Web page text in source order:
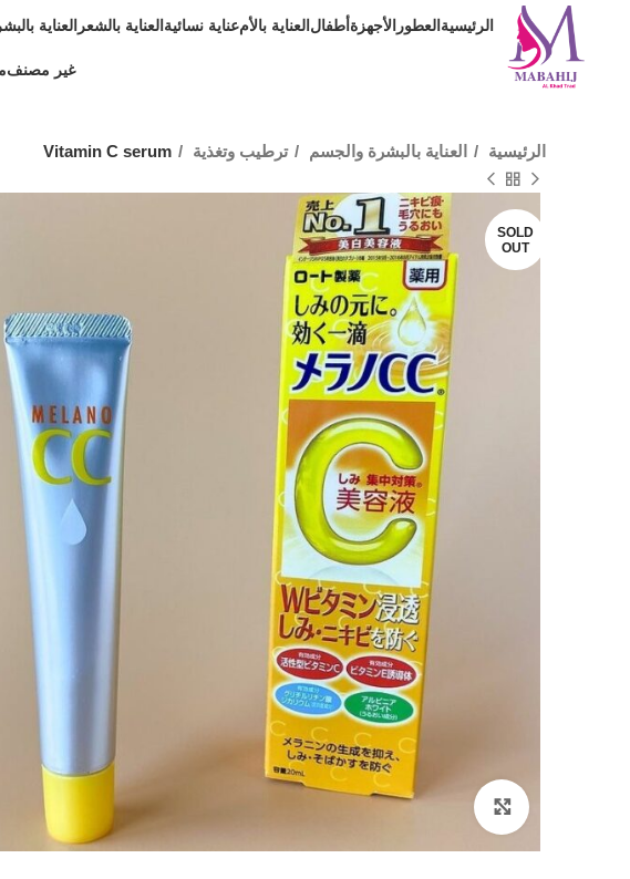
الرئيسيةالعطور الأجهزةأطفالالعناية بالأمعناية نسائيةالعناية بالشعر العناية
غير مصنف
الرئيسية العناية بالبشرة والجسم ترطيب وتغذية Vitamin C serum
SOLD
OUT
Click to enlarge